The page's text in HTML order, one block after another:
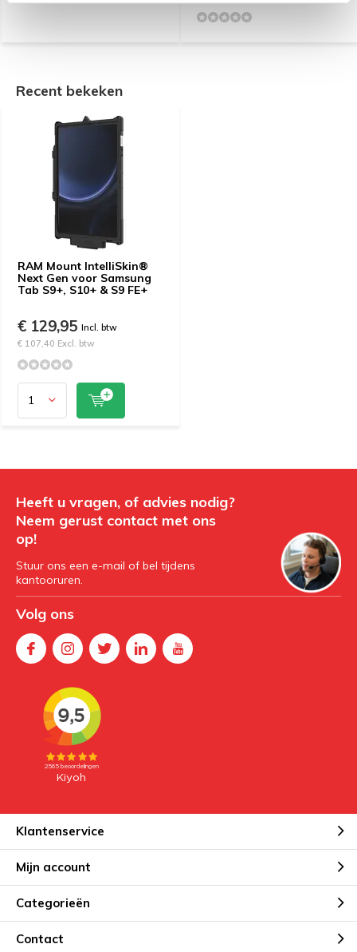
Recent bekeken
RAM Mount IntelliSkin®
Next Gen voor Samsung
Tab S9+, S10+ & S9 FE+
€ 129,95 Incl. btw
€ 107,40 Excl. btw
Heeft u vragen, of advies nodig?
Neem gerust contact met ons
op!
Stuur ons een e-mail of bel tijdens
kantooruren.
Volg ons
Klantenservice
Mijn account
Categorieën
Contact